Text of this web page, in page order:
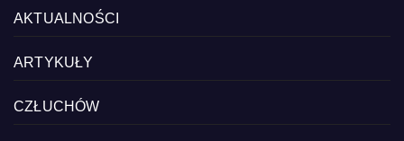
AKTUALNOŚCI
ARTYKUŁY
CZŁUCHÓW